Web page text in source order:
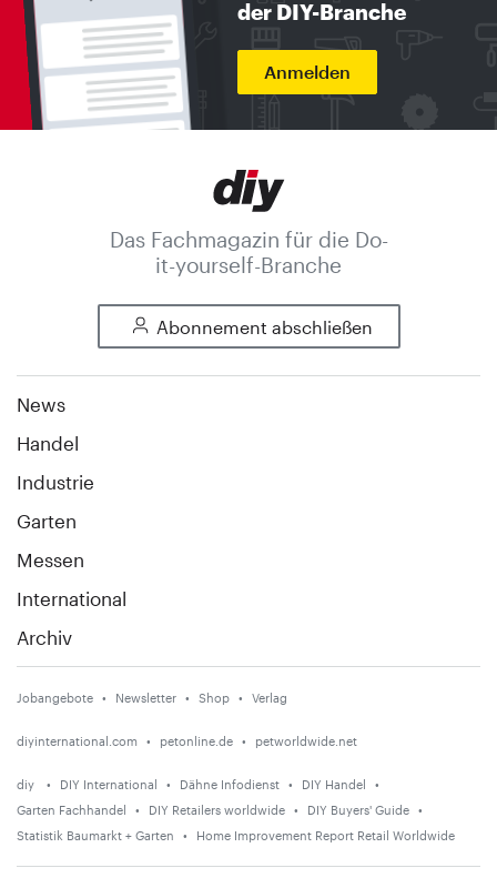
der DIY-Branche
Anmelden
Das Fachmagazin für die Do-
it-yourself-Branche
Abonnement abschließen
News
Handel
Industrie
Garten
Messen
International
Archiv
Jobangebote Newsletter Shop Verlag
diyinternational.com petonline.de petworldwide.net
diy DIY International Dähne Infodienst
DIY Handel
Garten Fachhandel
DIY Retailers worldwide
DIY Buyers' Guide
Statistik Baumarkt + Garten
Home Improvement Report Retail Worldwide